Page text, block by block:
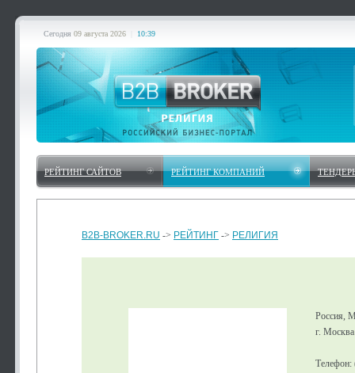
Сегодня 09 августа 2026 10:39
РЕЙТИНГ САЙТОВ РЕЙТИНГ КОМПАНИЙ
B2B-BROKER.RU -> РЕЙТИНГ -> РЕЛИГИЯ
Россия,
г. Москва
Телефон: